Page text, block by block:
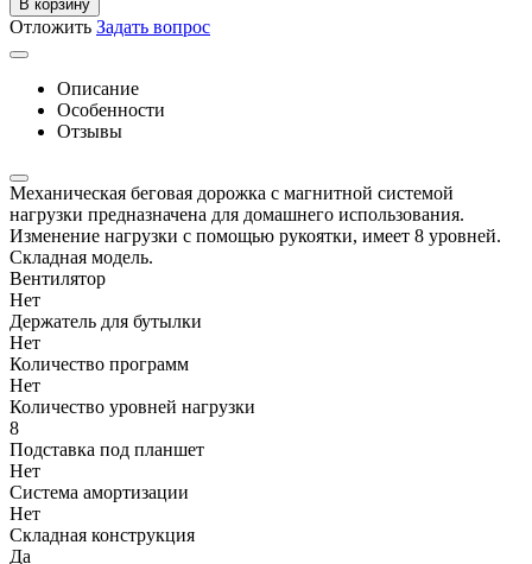
В корзину
Отложить Задать вопрос
Описание
Особенности
Отзывы
Механическая беговая дорожка с магнитной системой
нагрузки предназначена для домашнего использования.
Изменение нагрузки с помощью рукоятки, имеет 8 уровней.
Складная модель.
Вентилятор
Нет
Держатель для бутылки
Нет
Количество программ
Нет
Количество уровней нагрузки
8
Подставка под планшет
Нет
Система амортизации
Нет
Складная конструкция
Да